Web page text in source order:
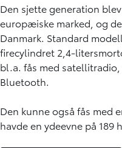
Den sjette generation
europæiske marked, og
Danmark. Standard
firecylindret 2,4-
bl.a. fås med
Bluetooth.
Den kunne også fås med
havde en ydeevne på 189